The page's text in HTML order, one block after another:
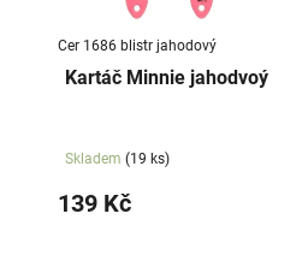
Cer 1686 blistr jahodový
Kartáč Minnie jahodvoý
Skladem (19 ks)
139 Kč